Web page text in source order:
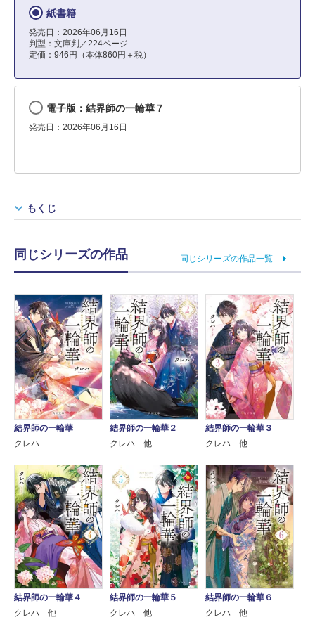
紙書籍
発売日：2026年06月16日
判型：文庫判／224ページ
定価：946円（本体860円＋税）
電子版：結界師の一輪華７
発売日：2026年06月16日
もくじ
同じシリーズの作品 同じシリーズの作品一覧
結界師の一輪華
クレハ
結界師の一輪華２
クレハ 他
結界師の一輪華３
クレハ 他
結界師の一輪華４
クレハ 他
結界師の一輪華５
クレハ 他
結界師の一輪華６
クレハ 他